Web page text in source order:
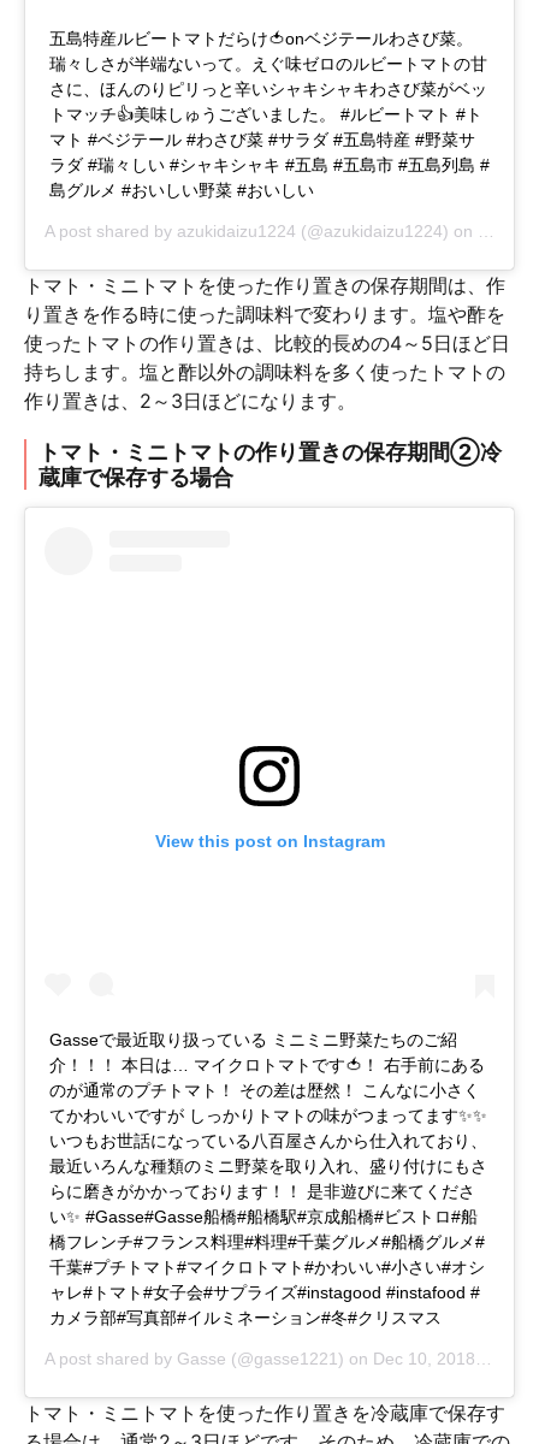
五島特産ルビートマトだらけ🍅onベジテールわさび菜。
瑞々しさが半端ないって。えぐ味ゼロのルビートマトの甘
さに、ほんのりピリっと辛いシャキシャキわさび菜がベッ
トマッチ👍美味しゅうございました。 #ルビートマト #ト
マト #ベジテール #わさび菜 #サラダ #五島特産 #野菜サ
ラダ #瑞々しい #シャキシャキ #五島 #五島市 #五島列島 #
島グルメ #おいしい野菜 #おいしい
A post shared by azukidaizu1224 (@azukidaizu1224) on
トマト・ミニトマトを使った作り置きの保存期間は、作
り置きを作る時に使った調味料で変わります。塩や酢を
使ったトマトの作り置きは、比較的長めの4～5日ほど日
持ちします。塩と酢以外の調味料を多く使ったトマトの
作り置きは、2～3日ほどになります。
トマト・ミニトマトの作り置きの保存期間②冷
蔵庫で保存する場合
View this post on Instagram
Gasseで最近取り扱っている ミニミニ野菜たちのご紹
介！！！ 本日は… マイクロトマトです🍅！ 右手前にある
のが通常のプチトマト！ その差は歴然！ こんなに小さく
てかわいいですが しっかりトマトの味がつまってます✨✨
いつもお世話になっている八百屋さんから仕入れており、
最近いろんな種類のミニ野菜を取り入れ、盛り付けにもさ
らに磨きがかかっております！！ 是非遊びに来てくださ
い✨ #Gasse#Gasse船橋#船橋駅#京成船橋#ビストロ#船
橋フレンチ#フランス料理#料理#千葉グルメ#船橋グルメ#
千葉#プチトマト#マイクロトマト#かわいい#小さい#オシ
ャレ#トマト#女子会#サプライズ#instagood #instafood #
カメラ部#写真部#イルミネーション#冬#クリスマス
A post shared by Gasse (@gasse1221) on Dec 10, 2018 at 10:40pm PST
トマト・ミニトマトを使った作り置きを冷蔵庫で保存す